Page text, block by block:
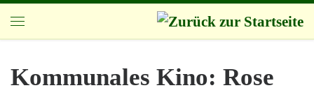
Zum Inhalt springen
Kommunales Kino: Rose